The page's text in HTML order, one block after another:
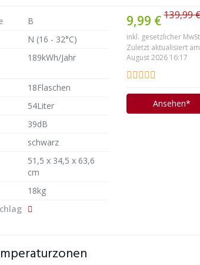
9,99 €139,99
inkl. gesetzlicher
Zuletzt aktualisiert
August 2026 16:17
Ansehen*
B
N (16 - 32°C)
189kWh/Jahr
18Flaschen
54Liter
39dB
schwarz
51,5 x 34,5 x 63,6
cm
18kg